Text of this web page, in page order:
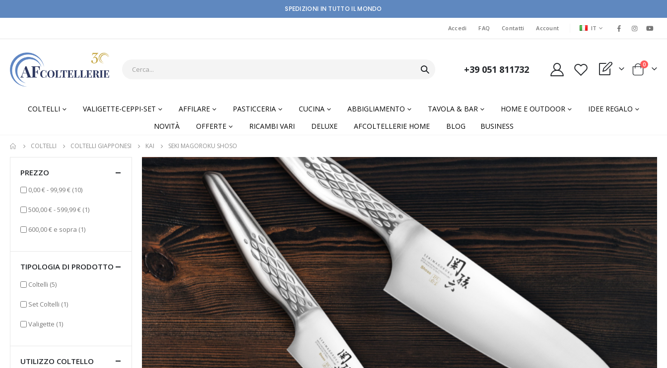
SPEDIZIONI IN TUTTO IL MONDO
Accedi FAQ Contatti Account LINGUA
IT
+39 051 811732 My Quote Cart
0elementi
COLTELLI VALIGETTE-CEPPI-SET AFFILARE PASTICCERIA CUCINA ABBIGLIAMENTO TAVOLA & BAR HOME E OUTDOOR
IDEE REGALO
NOVITÀ
OFFERTE RICAMBI VARI DELUXE AFCOLTELLERIE HOME BLOG BUSINESS
COLTELLI COLTELLI GIAPPONESI KAI SEKI MAGOROKU SHOSO
PREZZO
0,00 €- 99,99 € (10)elementi
500,00 €-599,99 € (1)elemento
600,00 € e sopra (1)elemento
TIPOLOGIA DI PRODOTTO
Coltelli (5)elementi
Set Coltelli (1)elemento
Valigette (1)elemento
UTILIZZO COLTELLO